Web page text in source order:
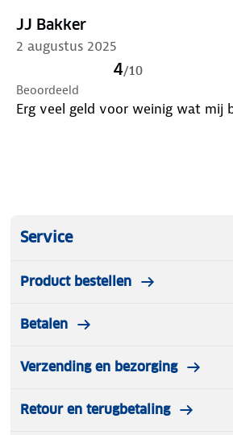
JJ Bakker
2 augustus 2025
4/10
Beoordeeld
Erg veel geld voor weinig wat mij
Service
Product bestellen
Betalen
Verzending en bezorging
Retour en terugbetaling